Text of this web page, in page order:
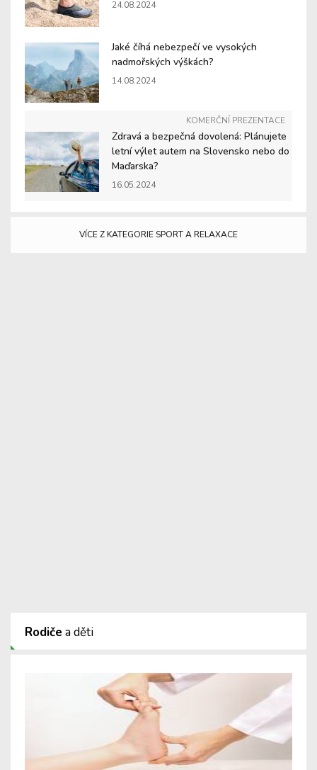
24.08.2024
Jaké číhá nebezpečí ve vysokých
nadmořských výškách?
14.08.2024
KOMERČNÍ PREZENTACE
Zdravá a bezpečná dovolená: Plánujete
letní výlet autem na Slovensko nebo do
Maďarska?
16.05.2024
VÍCE Z KATEGORIE SPORT A RELAXACE
Rodiče a děti